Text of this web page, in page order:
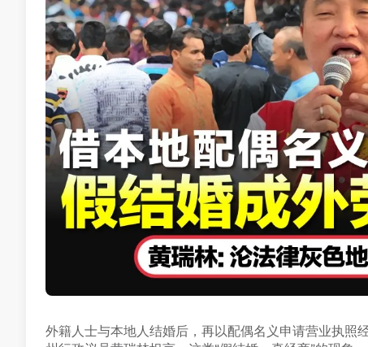
外籍人士与本地人结婚后，再以配偶名义申请营业执照